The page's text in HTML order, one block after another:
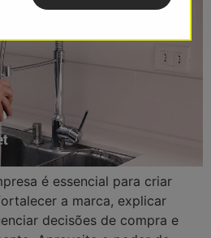
é essencial para criar
a marca, explicar
decisões de compra e